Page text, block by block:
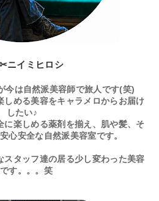
ニイミヒロシ
は自然派美容師で旅人です(笑)
しめる美容をキャラメロからお届け
したい♪
楽しめる薬剤を揃え、肌や髪、そ
心安全な自然派美容室です。
タッフ達の居る少し変わった美容
す。。。笑